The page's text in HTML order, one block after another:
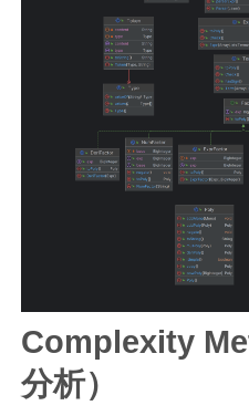
Complexity
分析）